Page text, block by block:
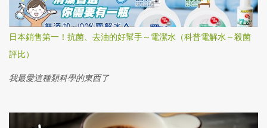
日本銷售第一！抗菌、去油的好幫手～電潔水（科普電解水～殺菌
評比）
我最愛這種類科學的東西了